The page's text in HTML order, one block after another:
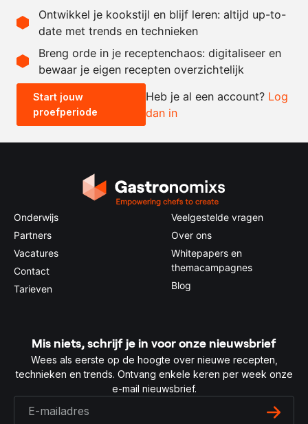
Recept omrekenen
- +
0.5x 1x 2x
Ontwikkel je kookstijl en blijf leren: altijd up-to-
date met trends en technieken
Breng orde in je receptenchaos: digitaliseer en
bewaar je eigen recepten overzichtelijk
Start jouw
proefperiode
Heb je al een account? Log
dan in
Onderwijs
Partners
Vacatures
Contact
Tarieven
Veelgestelde vragen
Over ons
Whitepapers en
themacampagnes
Blog
Mis niets, schrijf je in voor onze nieuwsbrief
Wees als eerste op de hoogte over nieuwe recepten,
technieken en trends. Ontvang enkele keren per week onze
e-mail nieuwsbrief.